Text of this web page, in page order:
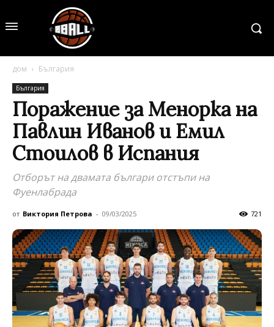
дом България
България
Поражение за Менорка на
Павлин Иванов и Емил
Стоилов в Испания
Отборът на двамата българи отстъпи на
Фуенлабрада
от Виктория Петрова - 09/03/2025 721